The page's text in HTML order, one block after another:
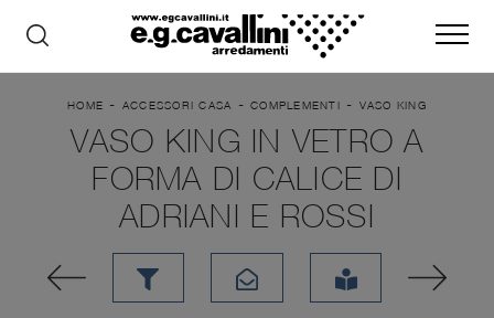
HOME - ACCESSORI CASA -COMPLEMENTI - VASO KING
VASO KING IN VETRO A
FORMA DI CALICE DI
ADRIANI E ROSSI